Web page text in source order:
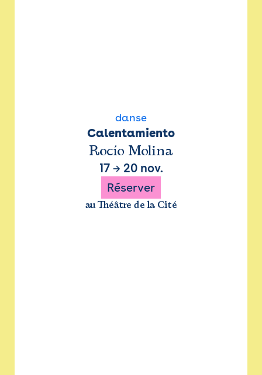
danse
Calentamiento
Rocío Molina
17→ 20 nov.
Réserver
au Théâtre de la Cité